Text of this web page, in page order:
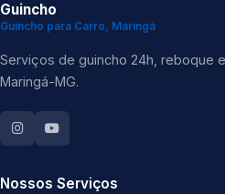
Guincho
Guincho para Carro, Maringá
Serviços de guincho 24h, reboque
Maringá-MG.
Nossos Serviços